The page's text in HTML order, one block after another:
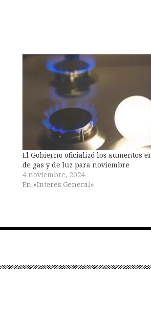
El Gobierno oficializó los aumentos
de gas y de luz para noviembre
4 noviembre, 2024
En «Interes General»